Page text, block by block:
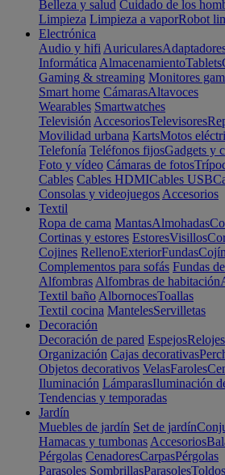
Belleza y salud Cuidado de los
Limpieza Limpieza a vaporRobot
Electrónica
Audio y hifi Auriculares
Informática AlmacenamientoTablets
Gaming & streaming Monitores
Smart home CámarasAltavoces
Wearables Smartwatches
Televisión AccesoriosTelevisores
Movilidad urbana KartsMotos
Telefonía Teléfonos fijosGadgets y
Foto y vídeo Cámaras de fotos
Cables Cables HDMICables USB
Consolas y videojuegos Accesorios
Textil
Ropa de cama MantasAlmohadas
Cortinas y estores EstoresVisillos
Cojines RellenoExteriorFundas
Complementos para sofás Fundas
Alfombras Alfombras de habitación
Textil baño AlbornocesToallas
Textil cocina MantelesServilletas
Decoración
Decoración de pared Espejos
Organización Cajas decorativas
Objetos decorativos VelasFaroles
Iluminación LámparasIluminación
Tendencias y temporadas
Jardín
Muebles de jardín Set de jardín
Hamacas y tumbonas Accesorios
Pérgolas CenadoresCarpasPérgolas
Parasoles SombrillasParasolesToldos